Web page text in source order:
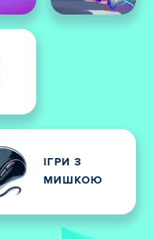
ІГРИ З
МИШКОЮ